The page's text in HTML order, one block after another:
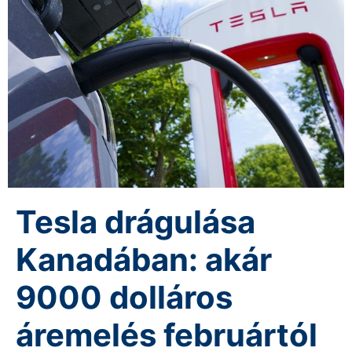
Tesla drágulása
Kanadában: akár
9000 dolláros
áremelés februártól